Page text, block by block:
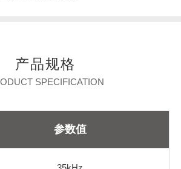
产品规格
SPECIFICATION
参数值